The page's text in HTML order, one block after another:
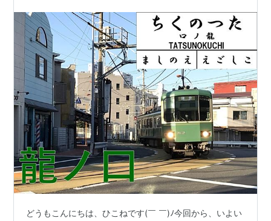
どうもこんにちは、ひこねです(￣ ￣)ﾉ今回から、いよい